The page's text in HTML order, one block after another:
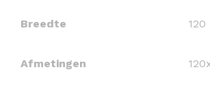
Breedte 120
Afmetingen